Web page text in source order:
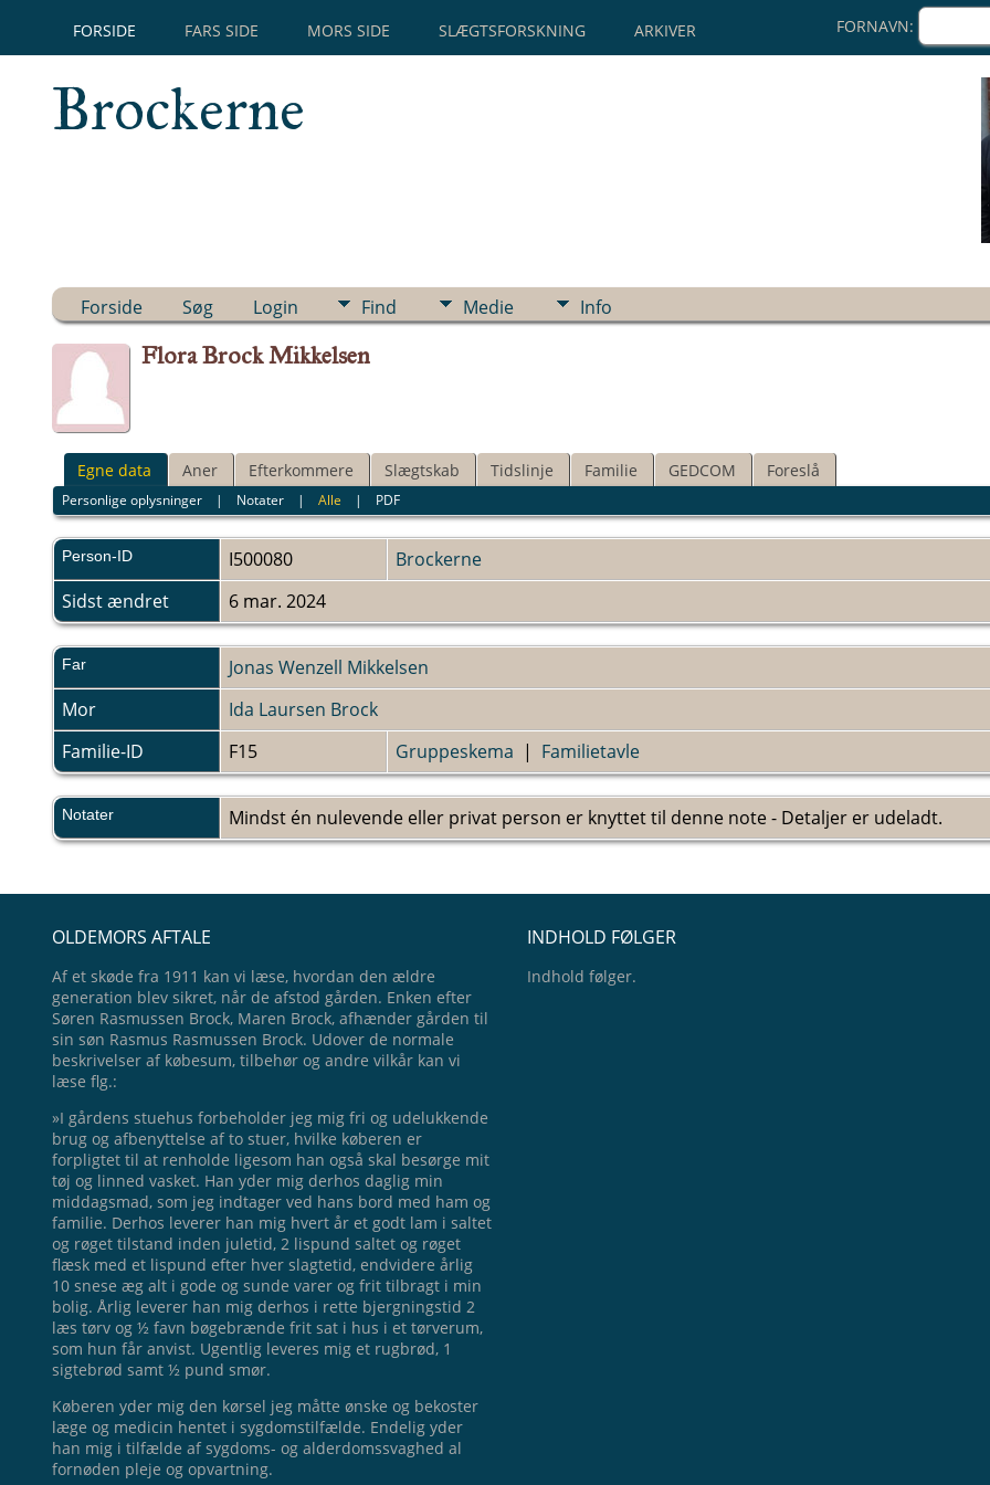
FORSIDE FARS SIDE MORS SIDE SLÆGTSFORSKNING ARKIVER FORNAVN:
Brockerne
Forside Søg Login Find Medie Info
Flora Brock Mikkelsen
Egne data Aner Efterkommere Slægtskab Tidslinje Familie GEDCOM Foreslå
Personlige oplysninger | Notater |Alle | PDF
Person-ID I500080
Brockerne
Sidst ændret
6 mar. 2024
Far
Jonas Wenzell Mikkelsen
Mor
Ida Laursen Brock
Familie-ID
F15 Gruppeskema | Familietavle
Notater Mindst én nulevende eller privat person er knyttet til denne note - Detaljer er udeladt.
OLDEMORS AFTALE
Af et skøde fra 1911 kan vi læse, hvordan den ældre
generation blev sikret, når de afstod gården. Enken efter
Søren Rasmussen Brock, Maren Brock, afhænder gården til
sin søn Rasmus Rasmussen Brock. Udover de normale
beskrivelser af købesum, tilbehør og andre vilkår kan vi
læse flg.:
»I gårdens stuehus forbeholder jeg mig fri og udelukkende
brug og afbenyttelse af to stuer, hvilke køberen er
forpligtet til at renholde ligesom han også skal besørge mit
tøj og linned vasket. Han yder mig derhos daglig min
middagsmad, som jeg indtager ved hans bord med ham og
familie. Derhos leverer han mig hvert år et godt lam i saltet
og røget tilstand inden juletid, 2 lispund saltet og røget
flæsk med et lispund efter hver slagtetid, endvidere årlig
10 snese æg alt i gode og sunde varer og frit tilbragt i min
bolig. Årlig leverer han mig derhos i rette bjergningstid 2
læs tørv og ½ favn bøgebrænde frit sat i hus i et tørverum,
som hun får anvist. Ugentlig leveres mig et rugbrød, 1
sigtebrød samt ½ pund smør.
Køberen yder mig den kørsel jeg måtte ønske og bekoster
læge og medicin hentet i sygdomstilfælde. Endelig yder
han mig i tilfælde af sygdoms- og alderdomssvaghed al
fornøden pleje og opvartning.
INDHOLD FØLGER
Indhold følger.